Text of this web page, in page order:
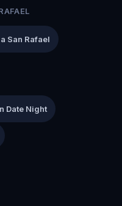
San Rafael
Date Night